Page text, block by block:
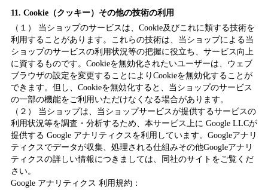
11. Cookie（クッキー）その他の技術の利用
（１） 当ショップのサービスは、Cookie及びこれに類する技術を
利用することがあります。これらの技術は、当ショップによる当
ショップのサービスの利用状況等の把握に役立ち、サービス向上
に資するものです。Cookieを無効化されたいユーザーは、ウェブ
ブラウザの設定を変更することによりCookieを無効化することが
できます。但し、Cookieを無効化すると、当ショップのサービス
の一部の機能をご利用いただけなくなる場合があります。
（２） 当ショップは、当ショップサービスが提供するサービスの
利用状況等を調査・分析するため、本サービス上に Google LLCが
提供する Google アナリティクスを利用しています。Googleアナリ
ティクスでデータが収集、処理される仕組みその他Googleアナリ
ティクスの詳しい情報につきましては、同社のサイトをご覧くだ
さい。
Google アナリティクス 利用規約：